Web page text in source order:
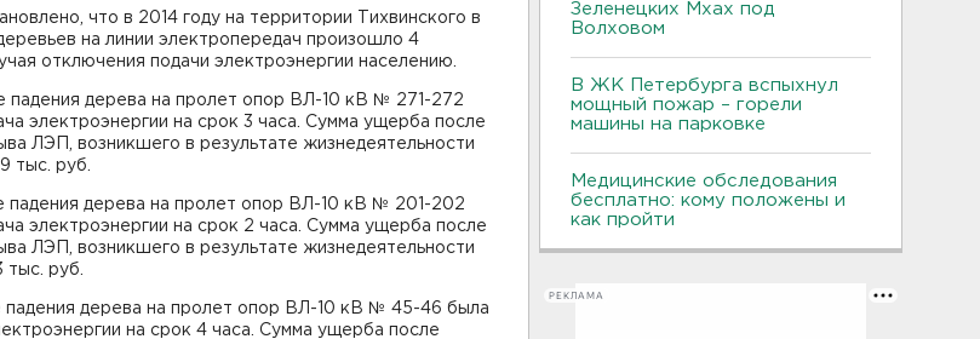
что в 2014 году на территории Тихвинского в
на линии электропередач произошло 4
отключения подачи электроэнергии населению.
падения дерева на пролет опор ВЛ-10 кВ № 271-272
электроэнергии на срок 3 часа. Сумма ущерба после
ЛЭП, возникшего в результате жизнедеятельности
тыс. руб.
падения дерева на пролет опор ВЛ-10 кВ № 201-202
электроэнергии на срок 2 часа. Сумма ущерба после
ЛЭП, возникшего в результате жизнедеятельности
тыс. руб.
падения дерева на пролет опор ВЛ-10 кВ № 45-46 была
на срок 4 часа. Сумма ущерба после
Зеленецких Мхах под
Волховом
В ЖК Петербурга вспыхнул
мощный пожар – горели
машины на парковке
Медицинские обследования
бесплатно: кому положены и
как пройти
РЕКЛАМА